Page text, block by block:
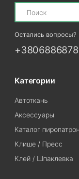
Search
Остались вопросы?
Категории
Автоткань
Аксессуары
Каталог
Клише / Пресс
Клей / Шпаклевка